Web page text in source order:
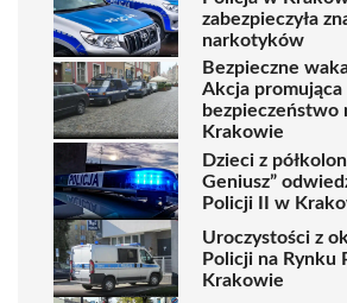
zabezpieczyła
narkotyków
Bezpieczne
Akcja promująca
bezpieczeństwo
Krakowie
Dzieci z
Geniusz”
Policji II w
Uroczystości z
Policji na Rynku
Krakowie